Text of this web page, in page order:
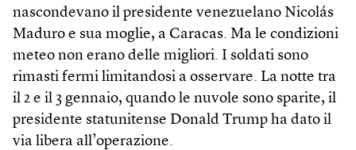
nascondevano il presidente venezuelano Nicolás
Maduro e sua moglie, a Caracas. Ma le condizioni
meteo non erano delle migliori. I soldati sono
rimasti fermi limitandosi a osservare. La notte tra
il 2 e il 3 gennaio, quando le nuvole sono sparite, il
presidente statunitense Donald Trump ha dato il
via libera all’operazione.